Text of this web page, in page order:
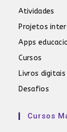
Atividades
Projetos
Apps
Cursos
Livros digitais
Desafios
Cursos